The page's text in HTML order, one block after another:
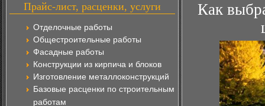
Прайс-лист, расценки, услуги
Отделочные работы
Общестроительные работы
Фасадные работы
Конструкции из кирпича и блоков
Изготовление металлоконструкций
Базовые расценки по строительным
работам
Как